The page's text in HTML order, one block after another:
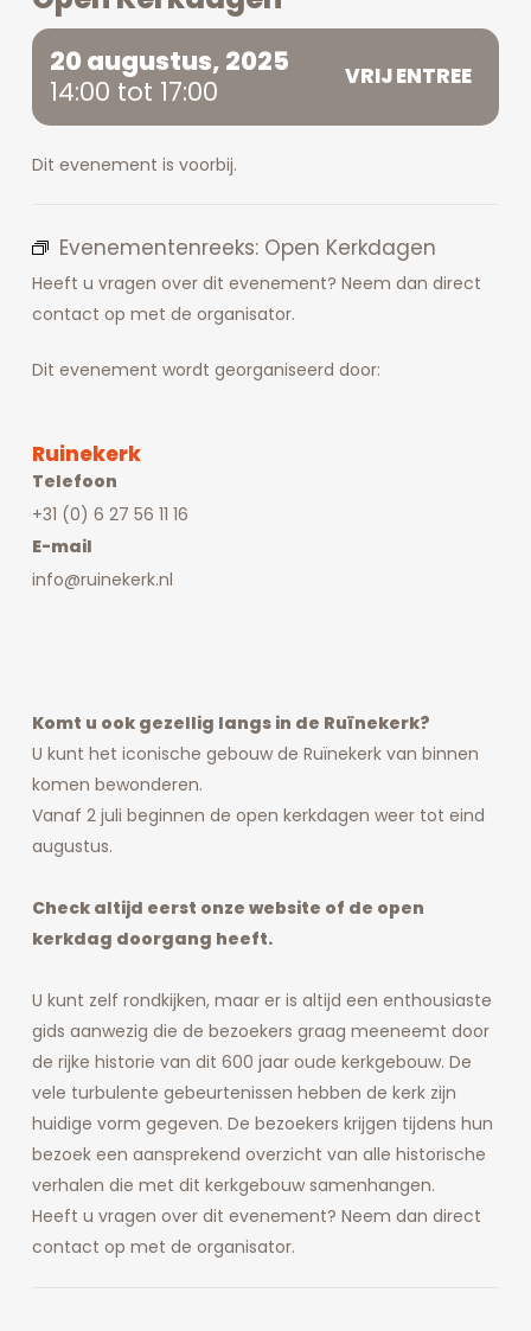
20 augustus, 2025
14:00 tot 17:00
VRIJ ENTREE
Dit evenement is voorbij.
Evenementenreeks: Open Kerkdagen
Heeft u vragen over dit evenement? Neem dan direct
contact op met de organisator.
Dit evenement wordt georganiseerd door:
Ruinekerk
Telefoon
+31 (0) 6 27 56 11 16
E-mail
info@ruinekerk.nl
Komt u ook gezellig langs in de Ruïnekerk?
U kunt het iconische gebouw de Ruïnekerk van binnen
komen bewonderen.
Vanaf 2 juli beginnen de open kerkdagen weer tot eind
augustus.
Check altijd eerst onze website of de open
kerkdag doorgang heeft.
U kunt zelf rondkijken, maar er is altijd een enthousiaste
gids aanwezig die de bezoekers graag meeneemt door
de rijke historie van dit 600 jaar oude kerkgebouw. De
vele turbulente gebeurtenissen hebben de kerk zijn
huidige vorm gegeven. De bezoekers krijgen tijdens hun
bezoek een aansprekend overzicht van alle historische
verhalen die met dit kerkgebouw samenhangen.
Heeft u vragen over dit evenement? Neem dan direct
contact op met de organisator.